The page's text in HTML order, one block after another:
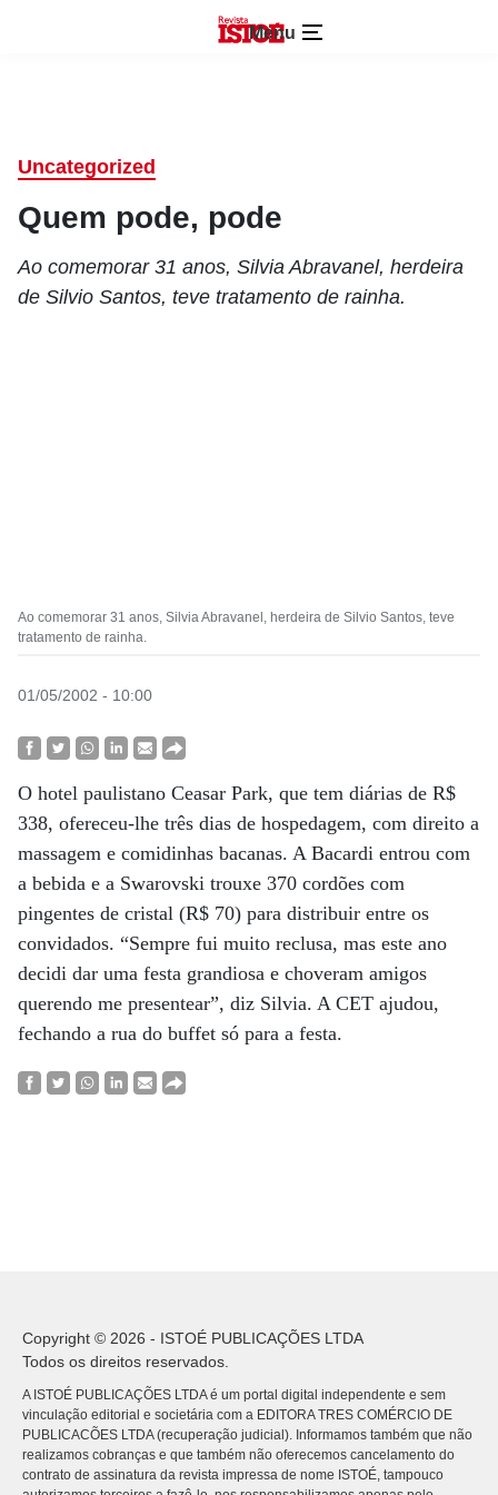
Menu
Uncategorized
Quem pode, pode
Ao comemorar 31 anos, Silvia Abravanel, herdeira
de Silvio Santos, teve tratamento de rainha.
Ao comemorar 31 anos, Silvia Abravanel, herdeira de Silvio Santos, teve
tratamento de rainha.
01/05/2002 - 10:00
O hotel paulistano Ceasar Park, que tem diárias de R$
338, ofereceu-lhe três dias de hospedagem, com direito a
massagem e comidinhas bacanas. A Bacardi entrou com
a bebida e a Swarovski trouxe 370 cordões com
pingentes de cristal (R$ 70) para distribuir entre os
convidados. “Sempre fui muito reclusa, mas este ano
decidi dar uma festa grandiosa e choveram amigos
querendo me presentear”, diz Silvia. A CET ajudou,
fechando a rua do buffet só para a festa.
Copyright © 2026 - ISTOÉ PUBLICAÇÕES LTDA
Todos os direitos reservados.
A ISTOÉ PUBLICAÇÕES LTDA é um portal digital independente e sem
vinculação editorial e societária com a EDITORA TRES COMÉRCIO DE
PUBLICACÕES LTDA (recuperação judicial). Informamos também que não
realizamos cobranças e que também não oferecemos cancelamento do
contrato de assinatura da revista impressa de nome ISTOÉ, tampouco